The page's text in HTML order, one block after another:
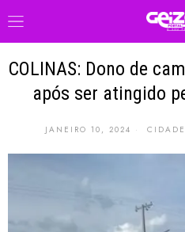
COLINAS: Dono de
após ser atingido
JANEIRO 10, 2024